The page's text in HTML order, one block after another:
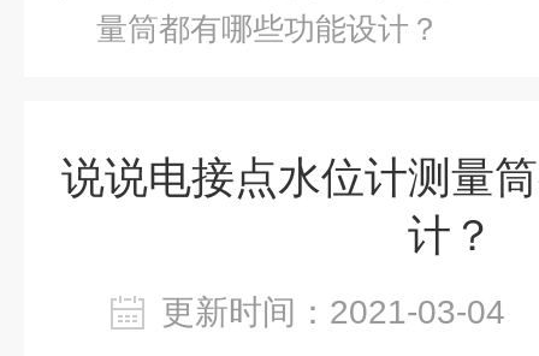
量筒都有哪些功能设计？
说说电接点水位计测量
计？
更新时间：2021-03-